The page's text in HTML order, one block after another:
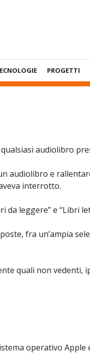
PROGETTI
audiolibro
audiolibro e
interrotto.
leggere” e “Libri
fra un’ampia
quali non vedenti,
operativo Apple